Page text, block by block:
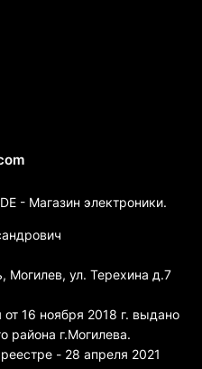
- Магазин электроники.
Могилев, ул. Терехина д.7
от 16 ноября 2018 г. выдано
района г.Могилева.
- 28 апреля 2021